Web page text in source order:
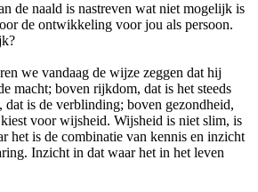
de naald is nastreven wat niet mogelijk is
de ontwikkeling voor jou als persoon.
we vandaag de wijze zeggen dat hij
macht; boven rijkdom, dat is het steeds
dat is de verblinding; boven gezondheid,
voor wijsheid. Wijsheid is niet slim, is
het is de combinatie van kennis en inzicht
Inzicht in dat waar het in het leven